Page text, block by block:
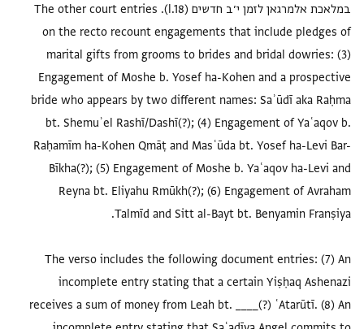
במלאכת אלמרגאן לזמן י׳ב חדשים (l.18). The other court entries
on the recto recount engagements that include pledges of
marital gifts from grooms to brides and bridal dowries: (3)
Engagement of Moshe b. Yosef ha-Kohen and a prospective
bride who appears by two different names: Saʾūdī aka Raḥma
bt. Shemuʾel Rashī/Dashī(?); (4) Engagement of Yaʿaqov b.
Raḥamīm ha-Kohen Qmāṭ and Masʿūda bt. Yosef ha-Levi Bar-
Bīkha(?); (5) Engagement of Moshe b. Yaʿaqov ha-Levi and
Reyna bt. Eliyahu Rmūkh(?); (6) Engagement of Avraham
The verso includes the following document entries: (7) An
incomplete entry stating that a certain Yiṣḥaq Ashenazi
receives a sum of money from Leah bt. ____(?) ʿAtarūtī. (8) An